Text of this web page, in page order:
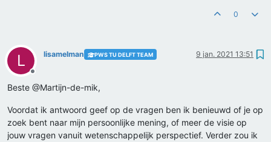
0
L
Offline
lisamelman PWS TU DELFT TEAM 9 jan. 2021 13:51
Beste @Martijn-de-mik,
Voordat ik antwoord geef op de vragen ben ik benieuwd of je op
zoek bent naar mijn persoonlijke mening, of meer de visie op
jouw vragen vanuit wetenschappelijk perspectief. Verder zou ik